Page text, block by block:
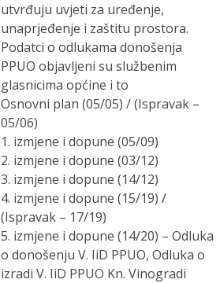
utvrđuju uvjeti za uređenje,
unaprjeđenje i zaštitu prostora.
Podatci o odlukama donošenja
PPUO objavljeni su službenim
glasnicima općine i to
Osnovni plan (05/05) / (Ispravak –
05/06)
1. izmjene i dopune (05/09)
2. izmjene i dopune (03/12)
3. izmjene i dopune (14/12)
4. izmjene i dopune (15/19) /
(Ispravak – 17/19)
5. izmjene i dopune (14/20) – Odluka
o donošenju V. IiD PPUO, Odluka o
izradi V. IiD PPUO Kn. Vinogradi